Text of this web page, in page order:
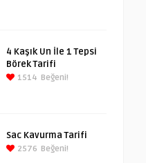
4 Kaşık Un İle 1 Tepsi
Börek Tarifi
1514 Beğeni!
Sac Kavurma Tarifi
2576 Beğeni!